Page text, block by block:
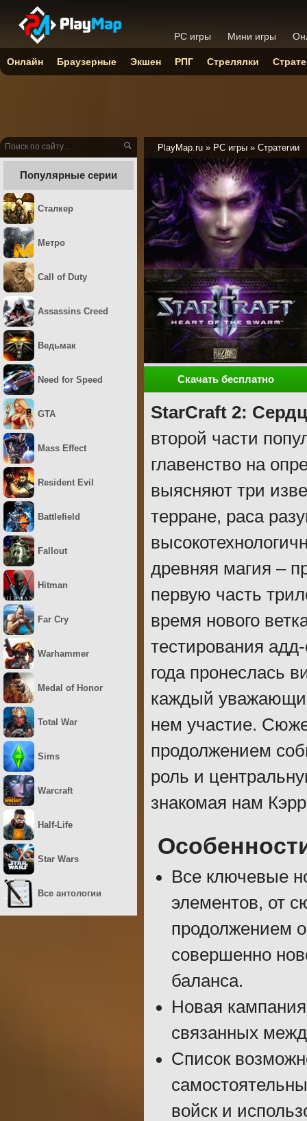
PlayMap.ru » PC игры » Стратегии
Скачать бесплатно
StarCraft 2:
второй части
главенство на
выясняют три
терране, раса
древняя магия –
первую часть
время нового
тестирования
года пронеслась
каждый
нем участие.
продолжением
роль и
знакомая нам
Все ключевые
элементов, от
продолжением
совершенно
баланса.
Новая
связанных
Список
войск и
Популярные серии
Сталкер
Метро
Call of Duty
Assassins Creed
Ведьмак
Need for Speed
GTA
Mass Effect
Resident Evil
Battlefield
Fallout
Hitman
Far Cry
Warhammer
Medal of Honor
Total War
Sims
Warcraft
Half-Life
Star Wars
Все антологии
PC игры Мини игры
Онлайн Браузерные Экшен РПГ Стрелялки